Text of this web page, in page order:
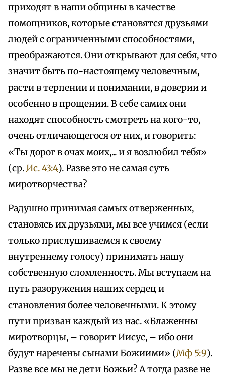
приходят в наши общины в качестве
помощников, которые становятся друзьями
людей с ограниченными способностями,
преображаются. Они открывают для себя, что
значит быть по-настоящему человечным,
расти в терпении и понимании, в доверии и
особенно в прощении. В себе самих они
находят способность смотреть на кого-то,
очень отличающегося от них, и говорить:
«Ты дорог в очах моих,... и я возлюбил тебя»
(ср.Ис. 43:4). Разве это не самая суть
миротворчества?
Радушно принимая самых отверженных,
становясь их друзьями, мы все учимся (если
только прислушиваемся к своему
внутреннему голосу) принимать нашу
собственную сломленность. Мы вступаем на
путь разоружения наших сердец и
становления более человечными. К этому
пути призван каждый из нас. «Блаженны
миротворцы, – говорит Иисус, – ибо они
будут наречены сынами Божиими» (Мф 5:9).
Разве все мы не дети Божьи? А тогда разве не